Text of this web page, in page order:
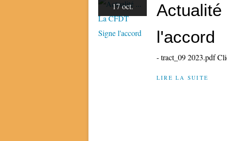
17 oct.
Actualité
l'accord
- tract_09 2023.pdf
LIRE LA SUITE